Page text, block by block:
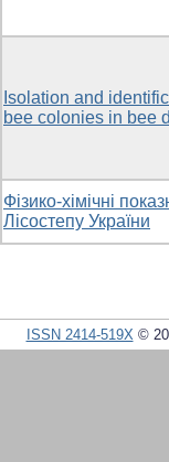
Isolation and
bee colonies in bee
Фізико-хімічні
Лісостепу України
ISSN 2414-519X©